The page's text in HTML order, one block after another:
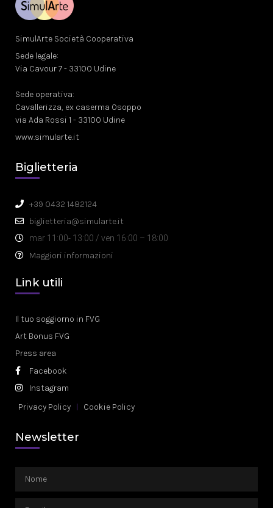
SimulArte Società Cooperativa
Sede legale:
Via Cavour 7 - 33100 Udine
Sede operativa:
Cavallerizza, ex caserma Osoppo
via Ada Rossi 1 - 33100 Udine
www.simularte.it
Biglietteria
+39 0432 1482124
biglietteria@simularte.it
mar 11:00- 13:00 / ven 16:00 – 18:00
Maggiori informazioni
Link utili
Il tuo soggiorno in FVG
Art Bonus FVG
Press area
Facebook
Instagram
Privacy Policy
Cookie Policy
Newsletter